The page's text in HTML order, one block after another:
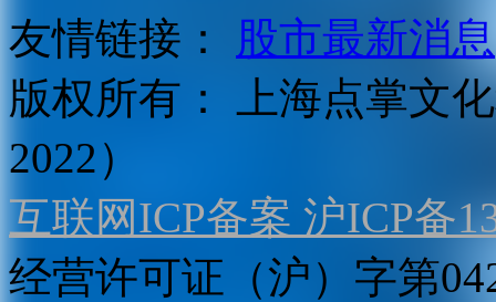
友情链接：
股市最新消息
版权所有：
上海点掌文
2022）
互联网ICP备案 沪ICP备
经营许可证（沪）字第